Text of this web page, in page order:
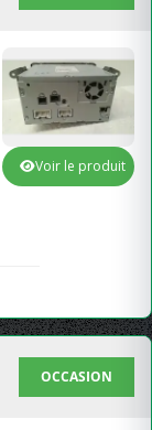
Voir le produit
OCCASION